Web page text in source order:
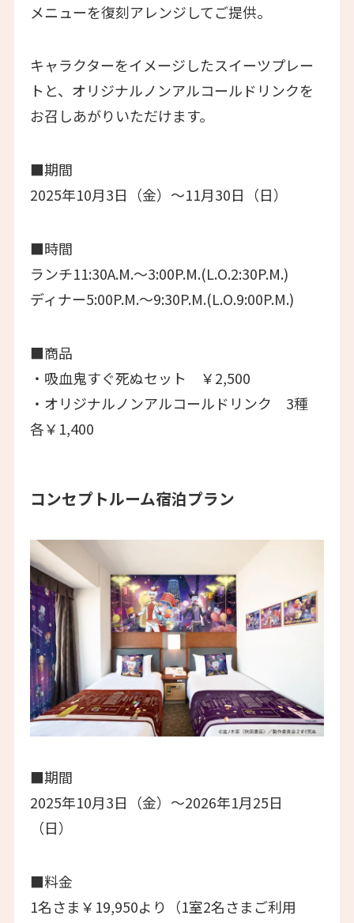
メニューを復刻アレンジしてご提供。
キャラクターをイメージしたスイーツプレー
トと、オリジナルノンアルコールドリンクを
お召しあがりいただけます。
■期間
2025年10月3日（金）～11月30日（日）
■時間
ランチ11:30A.M.～3:00P.M.(L.O.2:30P.M.)
ディナー5:00P.M.～9:30P.M.(L.O.9:00P.M.)
■商品
・吸血鬼すぐ死ぬセット ￥2,500
・オリジナルノンアルコールドリンク 3種
各￥1,400
コンセプトルーム宿泊プラン
■期間
2025年10月3日（金）～2026年1月25日
（日）
■料金
1名さま￥19,950より（1室2名さまご利用